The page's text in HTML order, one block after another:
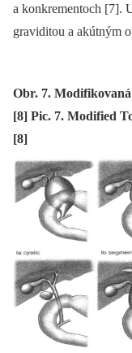
a konkrementoch [7].
graviditou a akútným
Obr. 7.
[8] Pic. 7. Modified
[8]